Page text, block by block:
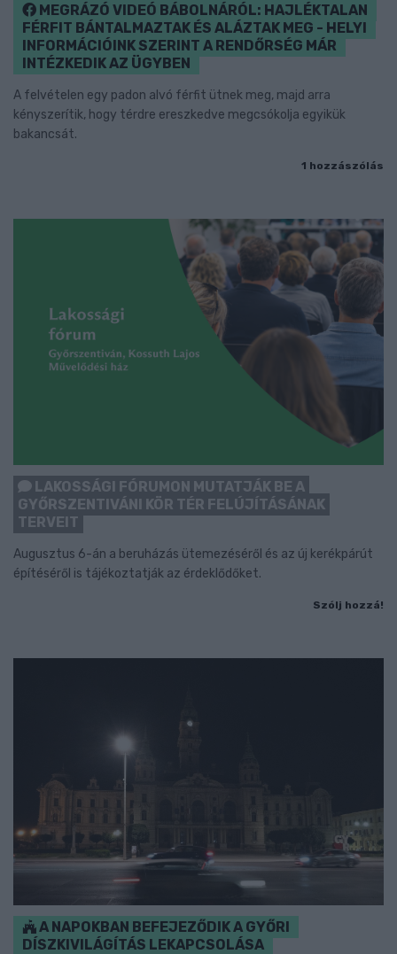
MEGRÁZÓ VIDEÓ BÁBOLNÁRÓL: HAJLÉKTALAN
FÉRFIT BÁNTALMAZTAK ÉS ALÁZTAK MEG - HELYI
INFORMÁCIÓINK SZERINT A RENDŐRSÉG MÁR
INTÉZKEDIK AZ ÜGYBEN
A felvételen egy padon alvó férfit ütnek meg, majd arra
kényszerítik, hogy térdre ereszkedve megcsókolja egyikük
bakancsát.
1 hozzászólás
LAKOSSÁGI FÓRUMON MUTATJÁK BE A
GYŐRSZENTIVÁNI KÖR TÉR FELÚJÍTÁSÁNAK
TERVEIT
Augusztus 6-án a beruházás ütemezéséről és az új kerékpárút
építéséről is tájékoztatják az érdeklődőket.
Szólj hozzá!
A NAPOKBAN BEFEJEZŐDIK A GYŐRI
DÍSZKIVILÁGÍTÁS LEKAPCSOLÁSA